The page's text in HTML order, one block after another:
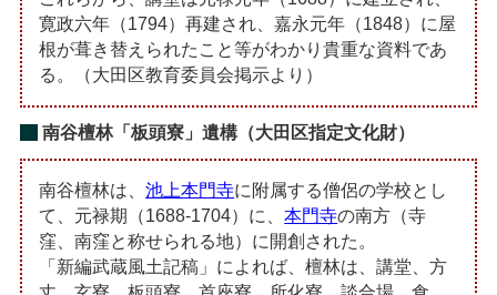
寛政六年（1794）再建され、嘉永元年（1848）に屋
根が葺き替えられたこと等がわかり貴重な資料であ
る。（大田区教育委員会掲示より）
南谷檀林「板頭寮」遺構（大田区指定文化財）
南谷檀林は、池上本門寺に附属する僧侶の学校とし
て、元禄期（1688-1704）に、本門寺の南方（寺
窪、南窪と称せられる地）に開創された。
「新編武蔵風土記稿」によれば、檀林は、講堂、方